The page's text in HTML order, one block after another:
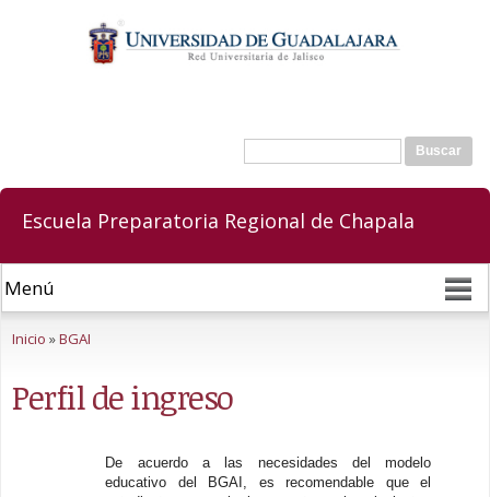
contenido
principal
Formulario de búsqueda
Buscar
Escuela Preparatoria Regional de Chapala
Inicio »BGAI
Perfil de ingreso
De acuerdo a las necesidades del modelo
educativo del BGAI, es recomendable que el